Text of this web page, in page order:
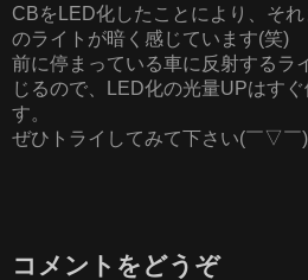
CBをLED化したことにより、そ
のライトが暗く感じています(笑)
前に停まっている車に反射するラ
じるので、LED化の光量UPはす
す。
ぜひトライしてみて下さい(￣▽￣
コメントをどうぞ